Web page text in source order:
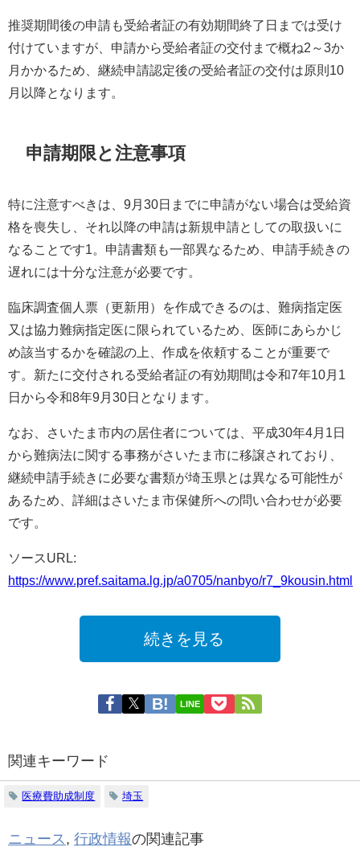
推奨期間後の申請も受給者証の有効期間終了日までは受け
付けていますが、申請から受給者証の交付まで概ね2～3か
月かかるため、継続申請認定後の受給者証の交付は原則10
月以降となります。
申請期限と注意事項
特に注意すべきは、9月30日までに申請がない場合は受給資
格を喪失し、それ以降の申請は新規申請としての取扱いに
なることです1。申請書類も一部異なるため、申請手続きの
遅れには十分な注意が必要です。
臨床調査個人票（更新用）を作成できるのは、難病指定医
又は協力難病指定医に限られているため、医師にあらかじ
め該当するかを確認の上、作成を依頼することが重要で
す。新たに交付される受給者証の有効期間は令和7年10月1
日から令和8年9月30日となります。
なお、さいたま市内の居住者については、平成30年4月1日
から難病法に関する事務がさいたま市に移譲されており、
継続申請手続きに必要な書類が埼玉県とは異なる可能性が
あるため、詳細はさいたま市保健所への問い合わせが必要
です。
ソースURL:
https://www.pref.saitama.lg.jp/a0705/nanbyo/r7_9kousin.html
続きを見る
LINE
関連キーワード
医療費助成制度 埼玉
ニュース , 行政情報の関連記事